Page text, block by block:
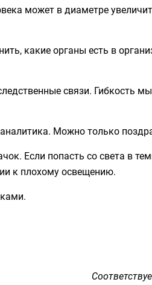
может в диаметре
какие органы есть в
связи. Гибкость
Можно только
Если попасть со света в
к плохому освещению.